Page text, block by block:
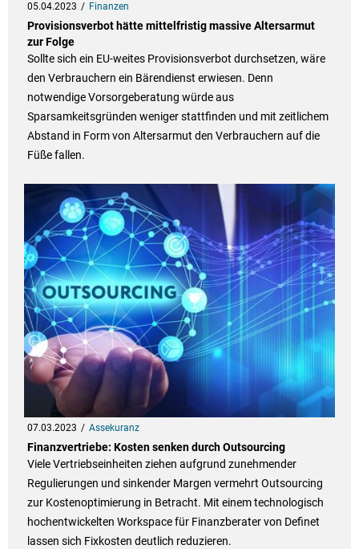
05.04.2023 Finanzen
Provisionsverbot hätte mittelfristig massive Altersarmut
zur Folge
Sollte sich ein EU-weites Provisionsverbot durchsetzen, wäre
den Verbrauchern ein Bärendienst erwiesen. Denn
notwendige Vorsorgeberatung würde aus
Sparsamkeitsgründen weniger stattfinden und mit zeitlichem
Abstand in Form von Altersarmut den Verbrauchern auf die
Füße fallen.
07.03.2023 Assekuranz
Finanzvertriebe: Kosten senken durch Outsourcing
Viele Vertriebseinheiten ziehen aufgrund zunehmender
Regulierungen und sinkender Margen vermehrt Outsourcing
zur Kostenoptimierung in Betracht. Mit einem technologisch
hochentwickelten Workspace für Finanzberater von Definet
lassen sich Fixkosten deutlich reduzieren.